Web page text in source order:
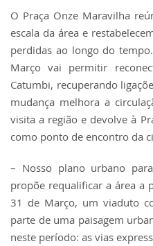
O Praça Onze Maravilha
escala da área e
perdidas ao longo do
Março vai permitir
Catumbi, recuperando
mudança melhora a
visita a região e devolve à
como ponto de encontro da
– Nosso plano urbano
propõe requalificar a área a
31 de Março, um viaduto
parte de uma paisagem
neste período: as vias